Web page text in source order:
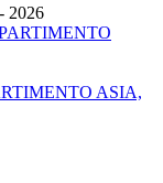
- 2026
ASIA,